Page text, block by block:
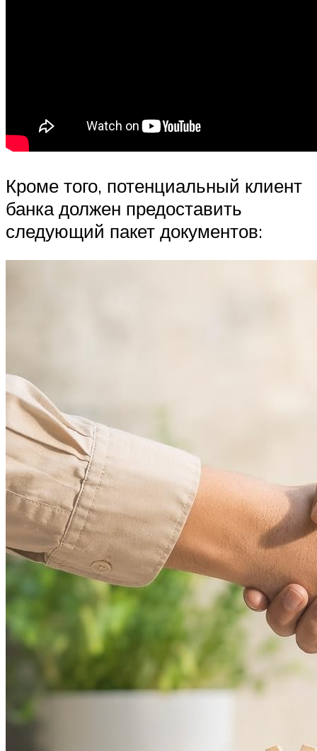
Кроме того, потенциальный клиент
банка должен предоставить
следующий пакет документов: